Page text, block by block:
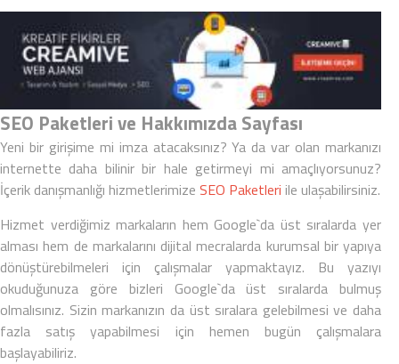
SEO Paketleri ve Hakkımızda Sayfası
Yeni bir girişime mi imza atacaksınız? Ya da var olan markanızı
internette daha bilinir bir hale getirmeyi mi amaçlıyorsunuz?
İçerik danışmanlığı hizmetlerimize SEO Paketleri ile ulaşabilirsiniz.
Hizmet verdiğimiz markaların hem Google`da üst sıralarda yer
alması hem de markalarını dijital mecralarda kurumsal bir yapıya
dönüştürebilmeleri için çalışmalar yapmaktayız. Bu yazıyı
okuduğunuza göre bizleri Google`da üst sıralarda bulmuş
olmalısınız. Sizin markanızın da üst sıralara gelebilmesi ve daha
fazla satış yapabilmesi için hemen bugün çalışmalara
başlayabiliriz.